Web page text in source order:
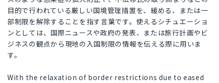
目的で行われている厳しい国境管理措置を、緩める、または一
部制限を解除することを指す言葉です。使えるシチュエーショ
ンとしては、国際ニュースや政府の発表、または旅行計画やビ
ジネスの観点から現地の入国制限の情報を伝える際に用いま
す。
With the relaxation of border restrictions due to eased